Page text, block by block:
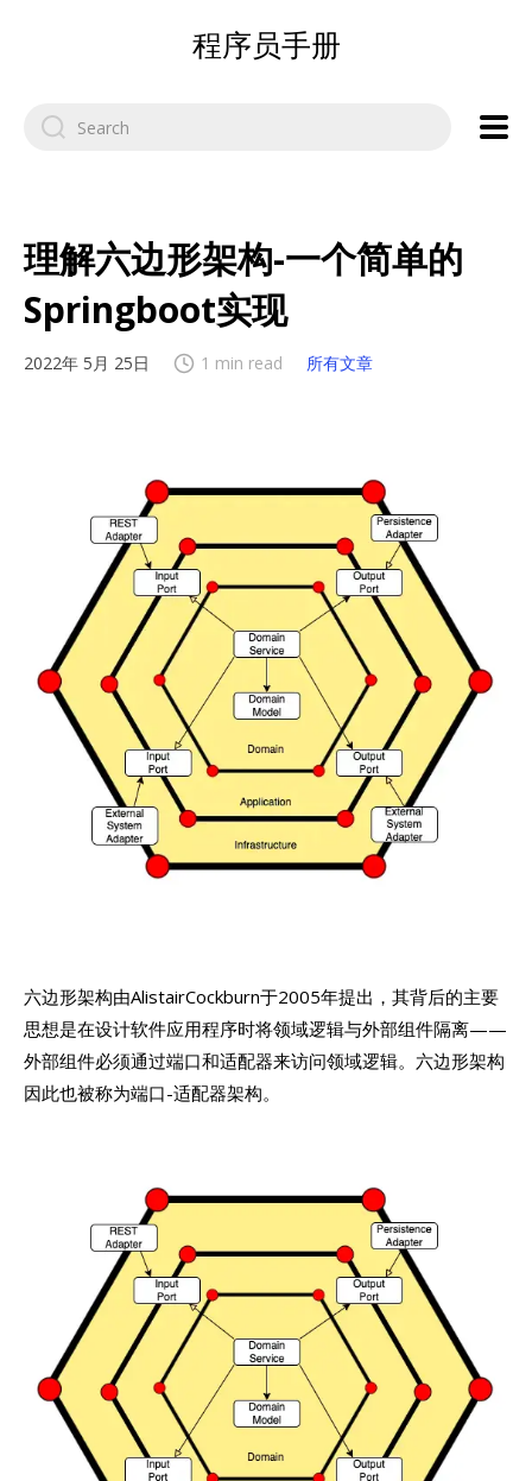
程序员手册
Search
for:
理解六边形架构-一个简单的
Springboot实现
2022年 5月 25日 1 min read 所有文章
六边形架构由AlistairCockburn于2005年提出，其背后的主要
思想是在设计软件应用程序时将领域逻辑与外部组件隔离——
外部组件必须通过端口和适配器来访问领域逻辑。六边形架构
因此也被称为端口-适配器架构。